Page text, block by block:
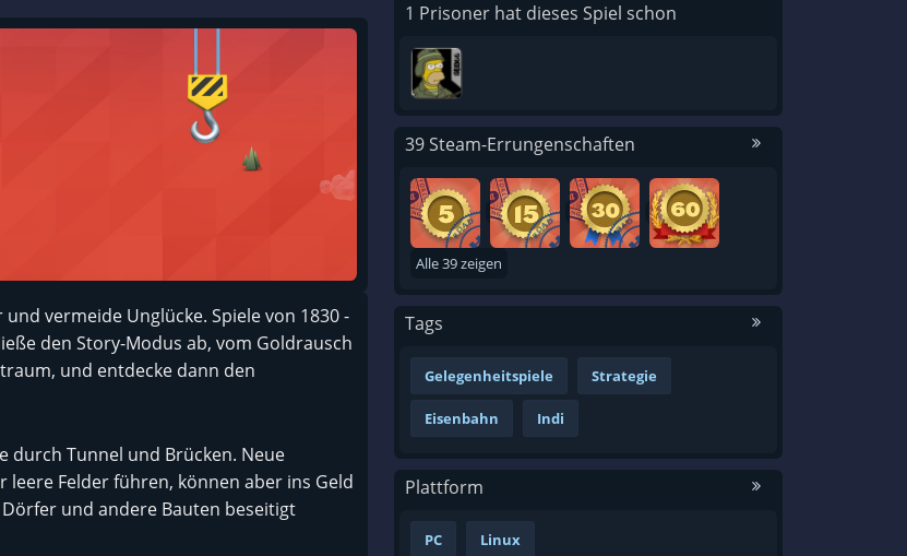
vermeide Unglücke. Spiele von 1830 -
den Story-Modus ab, vom Goldrausch
und entdecke dann den
durch Tunnel und Brücken. Neue
Felder führen, können aber ins Geld
und andere Bauten beseitigt
1 Prisoner hat dieses Spiel schon
39 Steam-Errungenschaften
Alle 39 zeigen
Tags
Gelegenheitspiele Strategie
Eisenbahn Indi
Plattform
PC Linux